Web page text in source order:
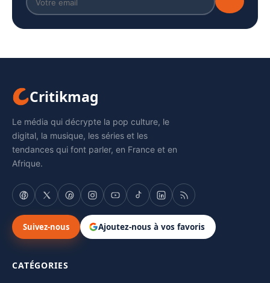
Critikmag
Le média qui décrypte la pop culture, le
digital, la musique, les séries et les
tendances qui font parler, en France et en
Afrique.
Suivez-nous Ajoutez-nous à vos favoris
CATÉGORIES